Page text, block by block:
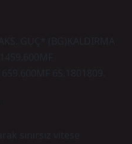
GÜÇ* (BG)KALDIRMA
6S.1801809.
sınırsız vitese